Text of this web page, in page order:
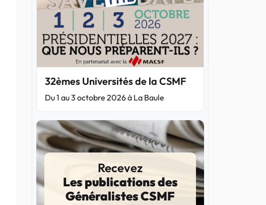
32èmes Universités de la CSMF
Du 1 au 3 octobre 2026 à La Baule
Recevez
Les publications des
Généralistes CSMF